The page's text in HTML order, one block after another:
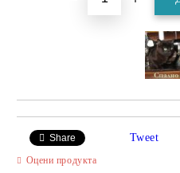
Share Tweet
Оцени продукта